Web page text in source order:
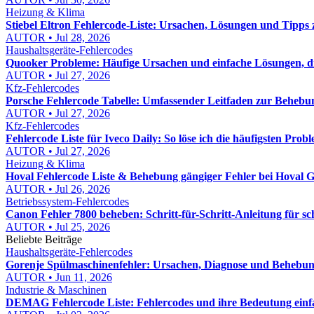
Heizung & Klima
Stiebel Eltron Fehlercode-Liste: Ursachen, Lösungen und Tipps
AUTOR • Jul 28, 2026
Haushaltsgeräte-Fehlercodes
Quooker Probleme: Häufige Ursachen und einfache Lösungen,
AUTOR • Jul 27, 2026
Kfz-Fehlercodes
Porsche Fehlercode Tabelle: Umfassender Leitfaden zur
AUTOR • Jul 27, 2026
Kfz-Fehlercodes
Fehlercode Liste für Iveco Daily: So löse ich die häufigsten
AUTOR • Jul 27, 2026
Heizung & Klima
Hoval Fehlercode Liste & Behebung gängiger Fehler bei Hoval
AUTOR • Jul 26, 2026
Betriebssystem-Fehlercodes
Canon Fehler 7800 beheben: Schritt-für-Schritt-Anleitung für
AUTOR • Jul 25, 2026
Beliebte Beiträge
Haushaltsgeräte-Fehlercodes
Gorenje Spülmaschinenfehler: Ursachen, Diagnose und
AUTOR • Jun 11, 2026
Industrie & Maschinen
DEMAG Fehlercode Liste: Fehlercodes und ihre Bedeutung